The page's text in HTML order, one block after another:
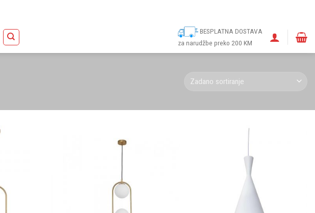
BESPLATNA DOSTAVA
za narudžbe preko 200 KM